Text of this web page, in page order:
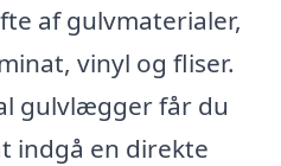
af gulvmaterialer,
vinyl og fliser.
gulvlægger får du
indgå en direkte